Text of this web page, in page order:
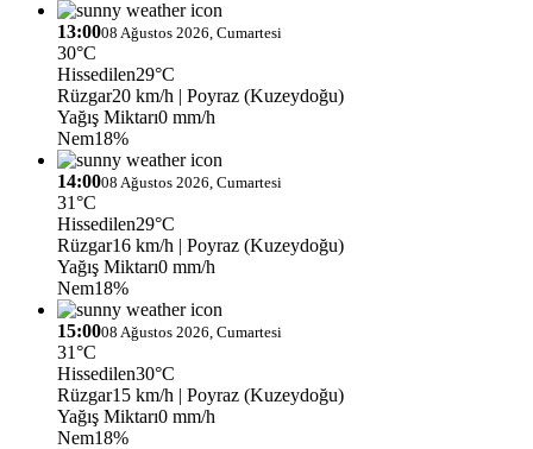
13:0008 Ağustos 2026, Cumartesi
30°C
Hissedilen29°C
Rüzgar20 km/h | Poyraz (Kuzeydoğu)
Yağış Miktarı0 mm/h
Nem18%
14:0008 Ağustos 2026, Cumartesi
31°C
Hissedilen29°C
Rüzgar16 km/h | Poyraz (Kuzeydoğu)
Yağış Miktarı0 mm/h
Nem18%
15:0008 Ağustos 2026, Cumartesi
31°C
Hissedilen30°C
Rüzgar15 km/h | Poyraz (Kuzeydoğu)
Yağış Miktarı0 mm/h
Nem18%